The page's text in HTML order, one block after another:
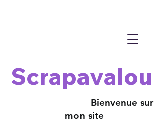
Scrapavalou
Bienvenue sur
mon site